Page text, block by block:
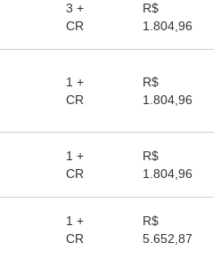
3 +
CR
R$
1.804,96
1 +
CR
R$
1.804,96
1 +
CR
R$
1.804,96
1 +
CR
R$
5.652,87